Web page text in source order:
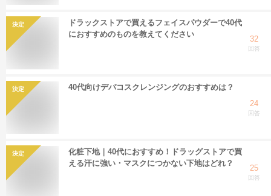
決定
ドラックストアで買えるフェイスパウダーで40代
におすすめのものを教えてください
32
回答
決定
40代向けデパコスクレンジングのおすすめは？
24
回答
決定
化粧下地｜40代におすすめ！ドラッグストアで買
える汗に強い・マスクにつかない下地はどれ？
25
回答